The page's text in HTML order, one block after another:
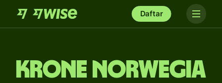
Daftar
krone Norwegia